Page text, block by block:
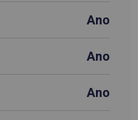
Ano
Ano
Ano